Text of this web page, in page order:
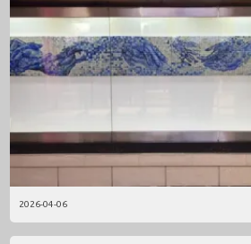
2026-04-06